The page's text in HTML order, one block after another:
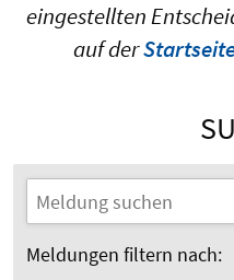
eingestellten
auf der
Meldungen filtern nach: